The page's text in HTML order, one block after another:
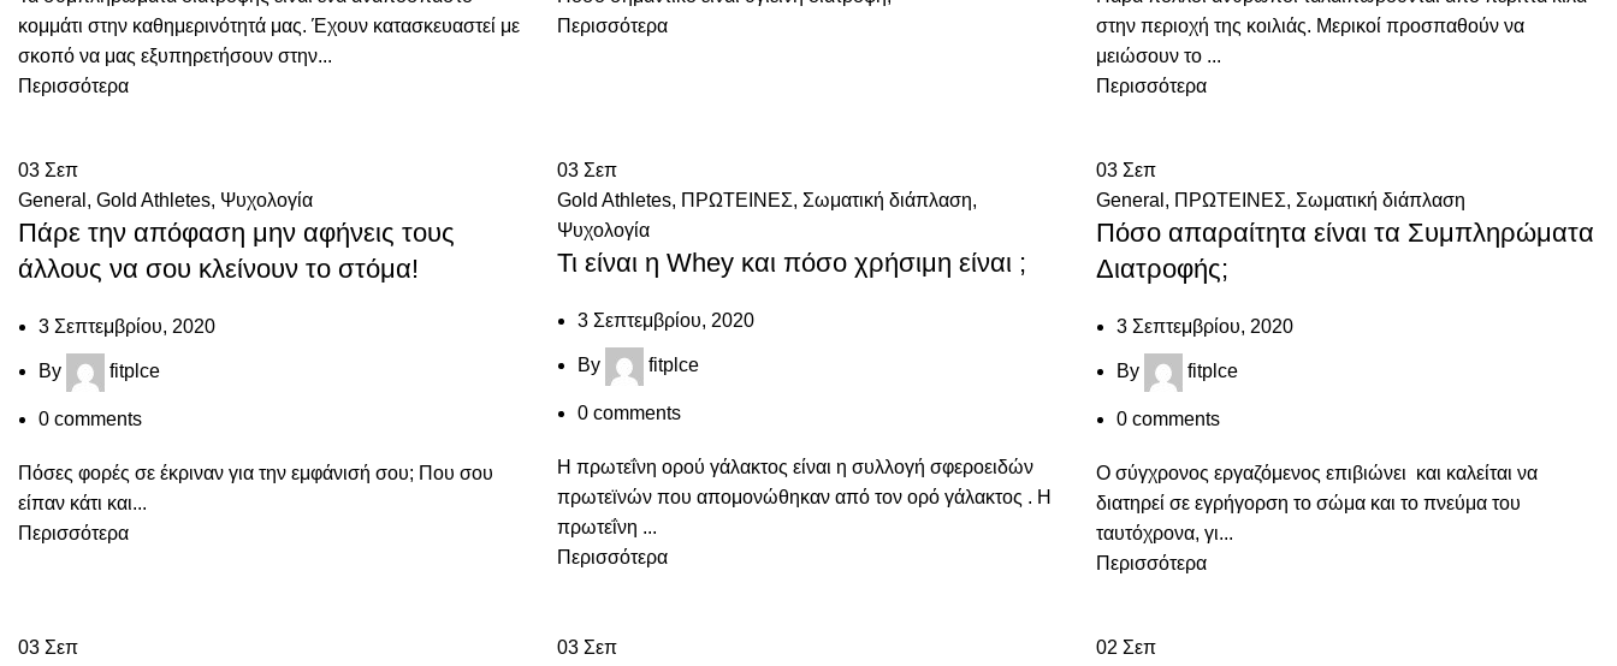
κομμάτι στην καθημερινότητά μας. Έχουν κατασκευαστεί με
σκοπό να μας εξυπηρετήσουν στην...
Περισσότερα
Περισσότερα
στην περιοχή της κοιλιάς. Μερικοί προσπαθούν να
μειώσουν το ...
Περισσότερα
03 Σεπ
General , Gold Athletes, Ψυχολογία
Πάρε την απόφαση μην αφήνεις τους
άλλους να σου κλείνουν το στόμα!
3 Σεπτεμβρίου, 2020
By fitplce
0 comments
Πόσες φορές σε έκριναν για την εμφάνισή σου; Που σου
είπαν κάτι και...
Περισσότερα
03 Σεπ
Gold Athletes, ΠΡΩΤΕΙΝΕΣ, Σωματική διάπλαση,
Ψυχολογία
Τι είναι η Whey και πόσο χρήσιμη είναι ;
3 Σεπτεμβρίου, 2020
By fitplce
0 comments
Η πρωτεΐνη ορού γάλακτος είναι η συλλογή σφεροειδών
πρωτεϊνών που απομονώθηκαν από τον ορό γάλακτος . Η
πρωτεΐνη ...
Περισσότερα
03 Σεπ
General , ΠΡΩΤΕΙΝΕΣ, Σωματική διάπλαση
Πόσο απαραίτητα είναι τα Συμπληρώματα
Διατροφής;
3 Σεπτεμβρίου, 2020
By fitplce
0 comments
Ο σύγχρονος εργαζόμενος επιβιώνει και καλείται να
διατηρεί σε εγρήγορση το σώμα και το πνεύμα του
ταυτόχρονα, γι...
Περισσότερα
03 Σεπ
03 Σεπ
02 Σεπ